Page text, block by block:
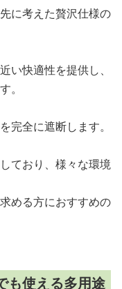
に考えた贅沢仕様の
い快適性を提供し、
。
完全に遮断します。
ており、様々な環境
める方におすすめの
も使える多用途